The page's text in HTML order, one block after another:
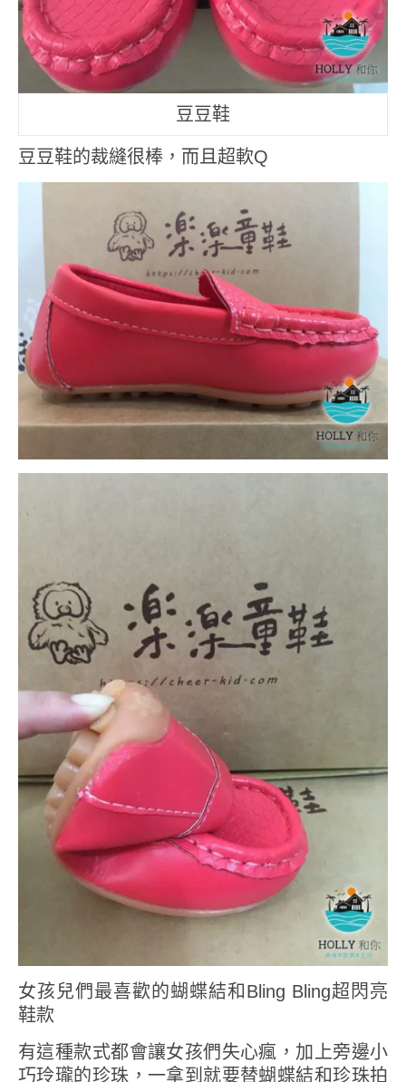
豆豆鞋
豆豆鞋的裁縫很棒，而且超軟Q
女孩兒們最喜歡的蝴蝶結和Bling Bling超閃亮
鞋款
有這種款式都會讓女孩們失心瘋，加上旁邊小
巧玲瓏的珍珠，一拿到就要替蝴蝶結和珍珠拍